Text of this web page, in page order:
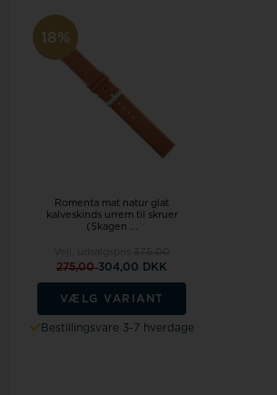
18%
Romenta mat natur glat
kalveskinds urrem til skruer
(Skagen ...
275,00304,00 DKK
VÆLG VARIANT
Bestillingsvare 3-7 hverdage